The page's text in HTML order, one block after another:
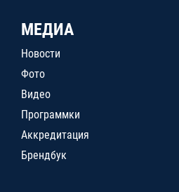
МЕДИА
Новости
Фото
Видео
Программки
Аккредитация
Брендбук